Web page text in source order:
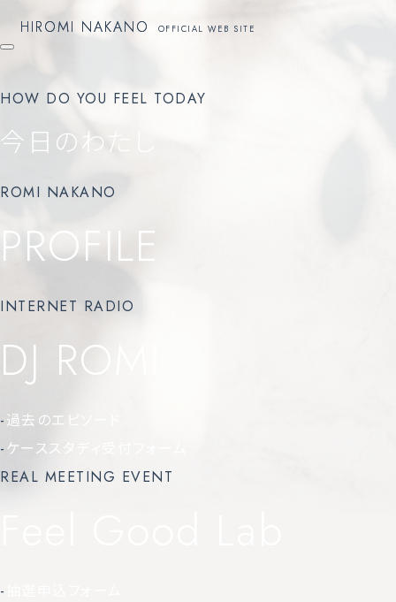
HIROMI NAKANO OFFICIAL WEB SITE
HIROMI NAKANO OFFICIAL WEB SITE
HOW DO YOU FEEL TODAY
今日のわたし
ROMI NAKANO
PROFILE
INTERNET RADIO
DJ ROMI
-過去のエピソード
-ケーススタディ受付フォーム
REAL MEETING EVENT
-